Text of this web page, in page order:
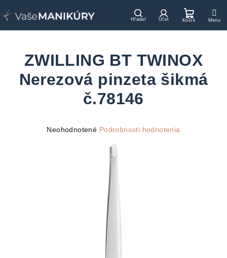
na
HľadaťPrihlásenie
košík
ZWILLING BT TWINOX
Nerezová pinzeta šikmá
č.78146
Priemerné
Neohodnotené Podrobnosti hodnotenia